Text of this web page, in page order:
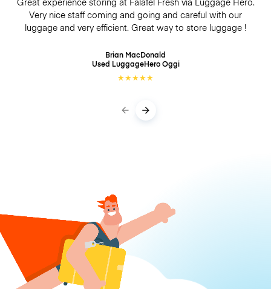
Very nice staff coming and going and careful with our
luggage and very efficient. Great way to store luggage !
Brian MacDonald
Used LuggageHeroOggi
★★★★★